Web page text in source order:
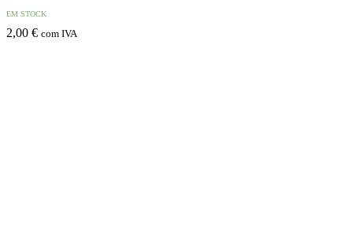
EM STOCK
2,00 € com IVA